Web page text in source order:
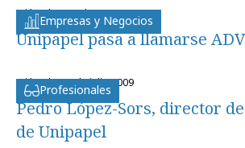
Empresas y Negocios
miércoles, 30 de mayo 2012
Unipapel pasa a llamarse
Profesionales
miércoles, 8 de julio 2009
Pedro López-Sors, director
de Unipapel